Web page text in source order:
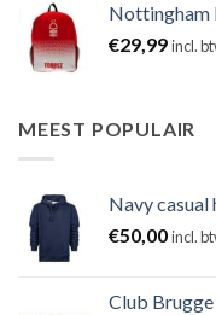
Nottingham
€29,99incl.
MEEST POPULAIR
Navy
€50,00incl.
Club